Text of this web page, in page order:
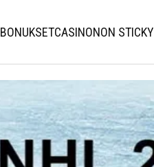
BONUKSETCASINONON STICKY